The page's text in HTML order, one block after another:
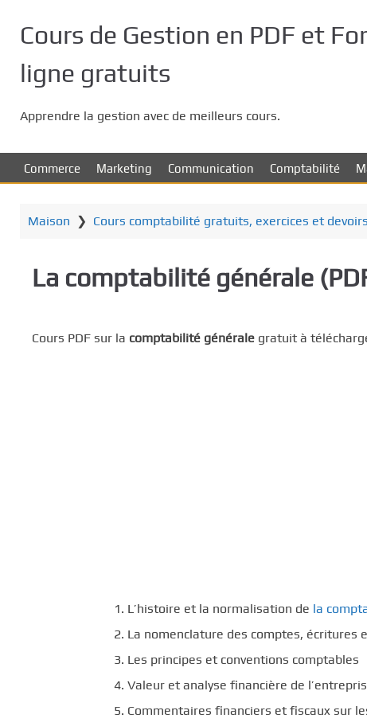
o
Cours de Gestion en PDF et
ligne gratuits
Apprendre la gestion avec de meilleurs cours.
Commerce Marketing Communication Comptabilité
Maison ❯ Cours comptabilité gratuits, exercices et devoirs
La comptabilité générale
Cours PDF sur la comptabilité générale gratuit à
L’histoire et la normalisation de la
La nomenclature des comptes, écritures
Les principes et conventions comptables
Valeur et analyse financière de
Commentaires financiers et fiscaux sur